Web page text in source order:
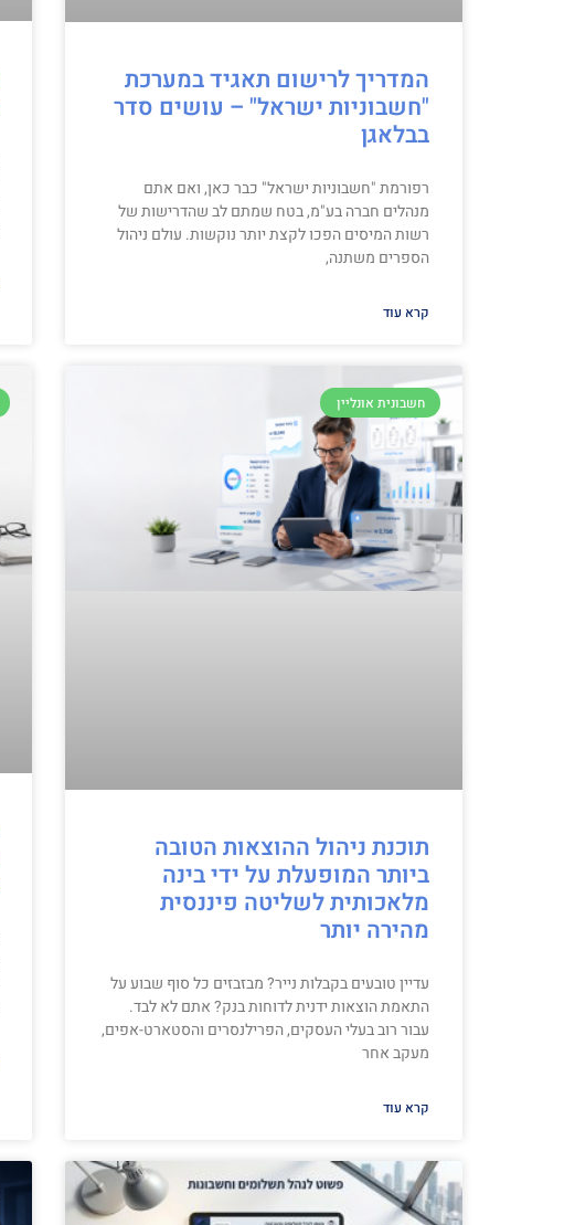
המדריך לרישום תאגיד במערכת
"חשבוניות ישראל" – עושים סדר
בבלאגן
רפורמת "חשבוניות ישראל" כבר כאן, ואם אתם
מנהלים חברה בע"מ, בטח שמתם לב שהדרישות של
רשות המיסים הפכו לקצת יותר נוקשות. עולם ניהול
הספרים משתנה,
קרא עוד
חשבונית אונליין
תוכנת ניהול ההוצאות הטובה
ביותר המופעלת על ידי בינה
מלאכותית לשליטה פיננסית
מהירה יותר
עדיין טובעים בקבלות נייר? מבזבזים כל סוף שבוע על
התאמת הוצאות ידנית לדוחות בנק? אתם לא לבד.
עבור רוב בעלי העסקים, הפרילנסרים והסטארט-אפים,
מעקב אחר
קרא עוד